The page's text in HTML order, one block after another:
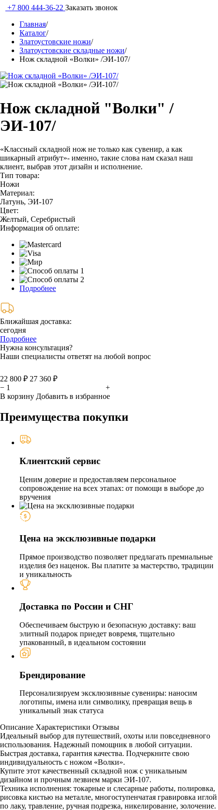
+7 800 444-36-22 Заказать звонок
Главная/
Каталог/
Златоустовские ножи/
Златоустовские складные ножи/
Нож складной «Волки» /ЭИ-107/
Нож складной "Волки" /
ЭИ-107/
«Классный складной нож не только как сувенир, а как
шикарный атрибут»- именно, такие слова нам сказал наш
клиент, выбрав этот дизайн и исполнение.
Тип товара:
Ножи
Материал:
Латунь, ЭИ-107
Цвет:
Желтый, Серебристый
Информация об оплате:
Подробнее
Ближайшая доставка:
сегодня
Подробнее
Нужна консультация?
Наши специалисты ответят на любой вопрос
22 800 ₽ 27 360 ₽
−
+
В корзину Добавить в избранное
Преимущества покупки
Клиентский сервис
Ценим доверие и предоставляем персональное
сопровождение на всех этапах: от помощи в выборе до
вручения
Цена на эксклюзивные подарки
Прямое производство позволяет предлагать премиальные
изделия без наценок. Вы платите за мастерство, традиции
и уникальность
Доставка по России и СНГ
Обеспечиваем быструю и безопасную доставку: ваш
элитный подарок приедет вовремя, тщательно
упакованный, в идеальном состоянии
Брендирование
Персонализируем эксклюзивные сувениры: наносим
логотипы, имена или символику, превращая вещь в
уникальный знак статуса
Описание Характеристики Отзывы
Идеальный выбор для путешествий, охоты или повседневного
использования. Надежный помощник в любой ситуации.
Быстрая доставка, гарантия качества. Подчеркните свою
индивидуальность с ножом «Волки».
Купите этот качественный складной нож с уникальным
дизайном и прочным лезвием марки ЭИ-107.
Техника исполнения: токарные и слесарные работы, полировка,
рисовка кистью на металле, многоступенчатая гравировка иглой
по лаку, травление, ручная подрезка, никелирование, золочение.